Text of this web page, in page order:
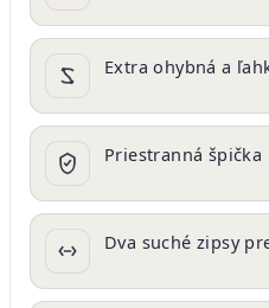
Extra ohybná a
Priestranná
Dva suché zipsy